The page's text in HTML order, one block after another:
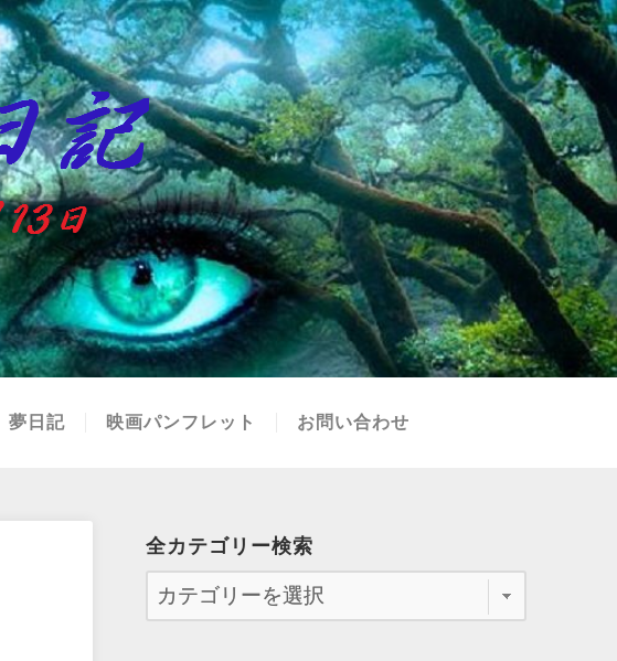
夢日記 映画パンフレット お問い合わせ
全カテゴリー検索